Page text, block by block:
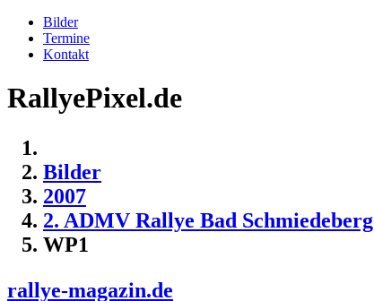
Bilder
Termine
Kontakt
RallyePixel.de
Bilder
2007
2. ADMV Rallye Bad Schmiedeberg
WP1
rallye-magazin.de